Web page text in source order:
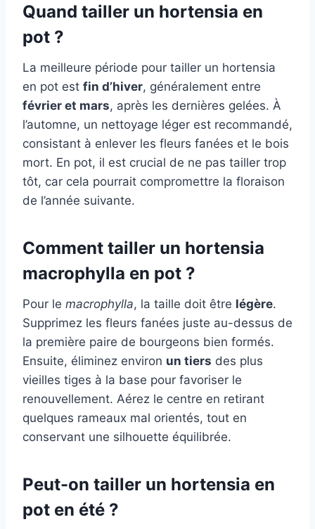
Quand tailler un hortensia en
pot ?
La meilleure période pour tailler un hortensia
en pot est fin d’hiver, généralement entre
février et mars, après les dernières gelées. À
l’automne, un nettoyage léger est recommandé,
consistant à enlever les fleurs fanées et le bois
mort. En pot, il est crucial de ne pas tailler trop
tôt, car cela pourrait compromettre la floraison
de l’année suivante.
Comment tailler un hortensia
macrophylla en pot ?
Pour le macrophylla, la taille doit être légère.
Supprimez les fleurs fanées juste au-dessus de
la première paire de bourgeons bien formés.
Ensuite, éliminez environ un tiers des plus
vieilles tiges à la base pour favoriser le
renouvellement. Aérez le centre en retirant
quelques rameaux mal orientés, tout en
conservant une silhouette équilibrée.
Peut-on tailler un hortensia en
pot en été ?